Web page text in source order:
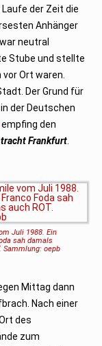
der Zeit die
Anhänger
neutral
Stube und stellte
Ort waren.
Der Grund für
der Deutschen
empfing den
Frankfurt
Juli 1988. Ein
sah damals
Sammlung: oepb
Mittag dann
Nach einer
des
zum